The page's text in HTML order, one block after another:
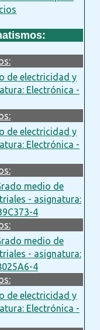
de electricidad y
Electrónica -
de electricidad y
Electrónica -
medio de
- asignatura:
4
medio de
- asignatura:
4
de electricidad y
Electrónica -